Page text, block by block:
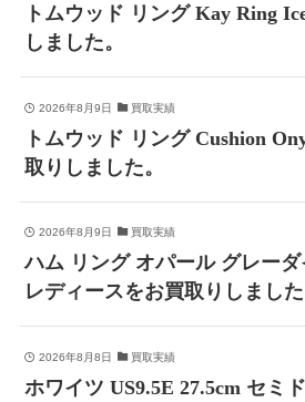
トムウッド リング Kay Ring
しました。
2026年8月9日 買取実績
トムウッド リング Cushion
取りしました。
2026年8月9日 買取実績
ハム リング オパール グレー
レディースをお買取りしました
2026年8月8日 買取実績
ホワイツ US9.5E 27.5cm セミ